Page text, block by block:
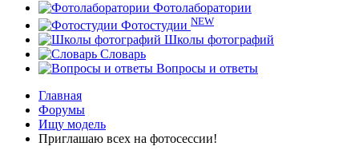
Фотолаборатории
Фотостудии NEW
Школы фотографий
Словарь
Вопросы и ответы
Главная
Форумы
Ищу модель
Приглашаю всех на фотосессии!